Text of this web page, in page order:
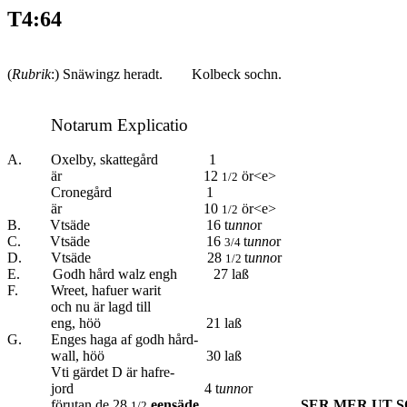
T4:64
(Rubrik:) Snäwingz heradt. Kolbeck sochn.
Notarum Explicatio
A. Oxelby, skattegård 1
är 12 1/2 ör<e>
Cronegård 1
är 10 1/2 ör<e>
B. Vtsäde 16 tunnor
C. Vtsäde 16 3/4 tunnor
D. Vtsäde 28 1/2 tunnor
E. Godh hård walz engh 27 laß
F. Wreet, hafuer warit
och nu är lagd till
eng, höö 21 laß
G. Enges haga af godh hård-
wall, höö 30 laß
Vti gärdet D är hafre-
jord 4 tunnor